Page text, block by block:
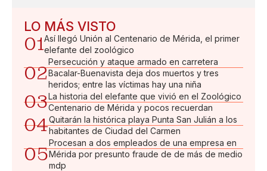
LO MÁS VISTO
01Así llegó Unión al Centenario de Mérida, el primer
elefante del zoológico
02
Persecución y ataque armado en carretera
Bacalar-Buenavista deja dos muertos y tres
heridos; entre las víctimas hay una niña
03La historia del elefante que vivió en el Zoológico
Centenario de Mérida y pocos recuerdan
04Quitarán la histórica playa Punta San Julián a los
habitantes de Ciudad del Carmen
05
Procesan a dos empleados de una empresa en
Mérida por presunto fraude de de más de medio
mdp